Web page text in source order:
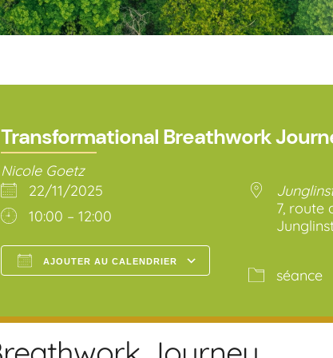
Transformational Breathwork
Nicole Goetz
22/11/2025
10:00 – 12:00
AJOUTER AU CALENDRIER
7, route
séance